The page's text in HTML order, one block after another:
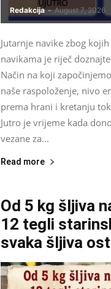
Redakcija - August 7, 2026
Jutarnje navike zbog
navikama je riječ
Način na koji
naše raspoloženje, nivo
prema hrani i kretanju
Jutro je vrijeme kada
vezane za...
Read more
Od 5 kg šljiva
12 tegli
svaka šljiva